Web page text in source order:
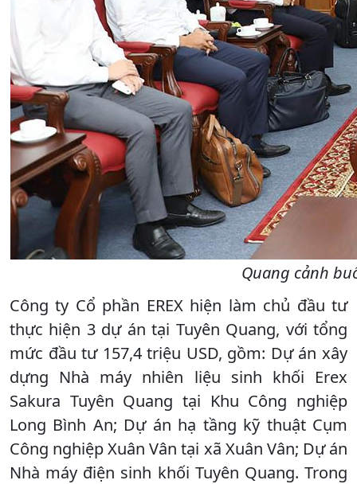
Quang cảnh
Công ty Cổ phần EREX hiện làm chủ đầu tư
thực hiện 3 dự án tại Tuyên Quang, với tổng
mức đầu tư 157,4 triệu USD, gồm: Dự án xây
dựng Nhà máy nhiên liệu sinh khối Erex
Sakura Tuyên Quang tại Khu Công nghiệp
Long Bình An; Dự án hạ tầng kỹ thuật Cụm
Công nghiệp Xuân Vân tại xã Xuân Vân; Dự án
Nhà máy điện sinh khối Tuyên Quang. Trong